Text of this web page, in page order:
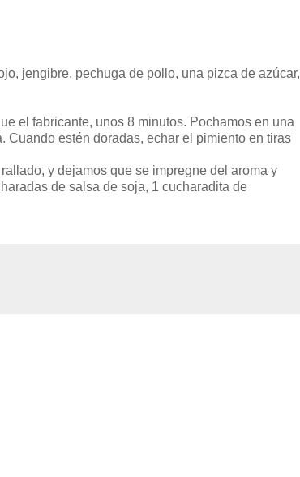
jengibre, pechuga de pollo, una pizca de azúcar,
el fabricante, unos 8 minutos. Pochamos en una
Cuando estén doradas, echar el pimiento en tiras
, y dejamos que se impregne del aroma y
de salsa de soja, 1 cucharadita de